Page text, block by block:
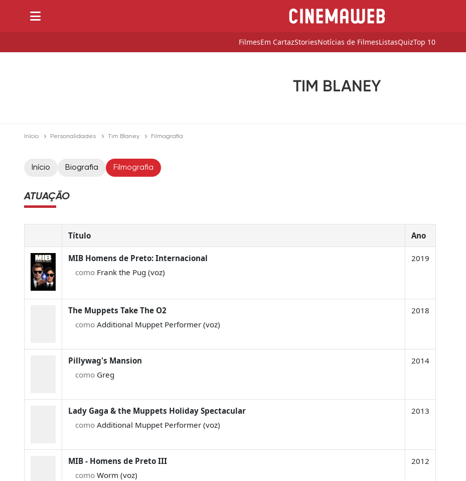
FilmesEm CartazStoriesNotícias de FilmesListasQuizTop 10
TIM BLANEY
Início Personalidades Tim Blaney Filmografia
Início Biografia Filmografia
ATUAÇÃO
Título Ano
MIB Homens de Preto: Internacional
como Frank the Pug (voz)
2019
The Muppets Take The O2
como Additional Muppet Performer (voz)
2018
Pillywag's Mansion
como Greg
2014
Lady Gaga & the Muppets Holiday Spectacular
como Additional Muppet Performer (voz)
2013
MIB - Homens de Preto III
como Worm (voz)
2012